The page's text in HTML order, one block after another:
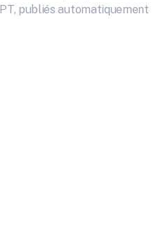
publiés automatiquement